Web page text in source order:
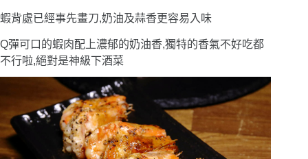
蝦背處已經事先畫刀,奶油及蒜香更容易入味
Q彈可口的蝦肉配上濃郁的奶油香,獨特的香氣不好吃都
不行啦,絕對是神級下酒菜